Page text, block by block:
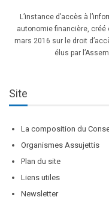
L’instance d’accès à
autonomie financière, créé
mars 2016 sur le droit
élus par
Site
La composition du
Organismes Assujettis
Plan du site
Liens utiles
Newsletter